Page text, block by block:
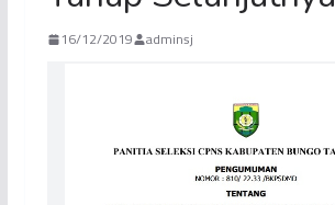
16/12/2019 adminsj